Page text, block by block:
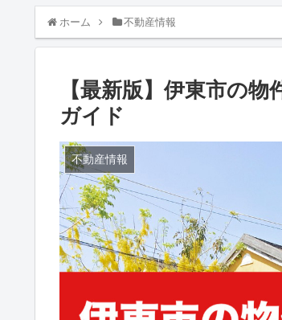
ホーム 不動産情報
【最新版】伊東市の
ガイド
不動産情報